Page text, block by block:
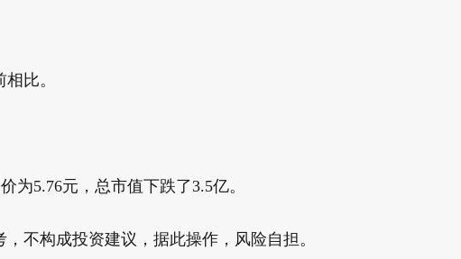
比。
5.76元，总市值下跌了3.5亿。
构成投资建议，据此操作，风险自担。